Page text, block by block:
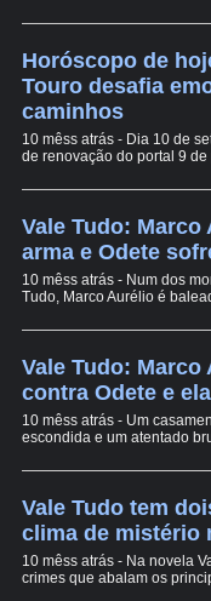
Horóscopo de
Touro desafia
caminhos
10 mêss atrás - Dia 10 de
de renovação do portal 9
Vale Tudo:
arma e Odete
10 mêss atrás - Num dos
Tudo, Marco Aurélio é
Vale Tudo:
contra Odete e
10 mêss atrás - Um
escondida e um atentado
Vale Tudo tem
clima de mistério
10 mêss atrás - Na novela
crimes que abalam os